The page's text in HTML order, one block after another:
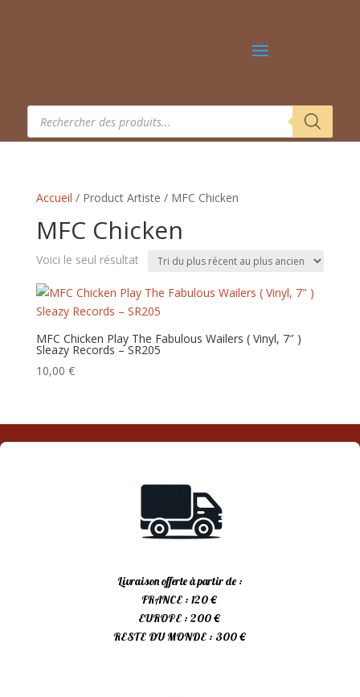
Recherche
produits
Accueil / Product Artiste / MFC Chicken
MFC Chicken
Voici le seul résultat
MFC Chicken Play The Fabulous Wailers ( Vinyl, 7″ )
Sleazy Records – SR205
10,00 €
Livraison offerte à partir de :
FRANCE : 120 €
EUROPE : 200 €
RESTE DU MONDE : 300 €